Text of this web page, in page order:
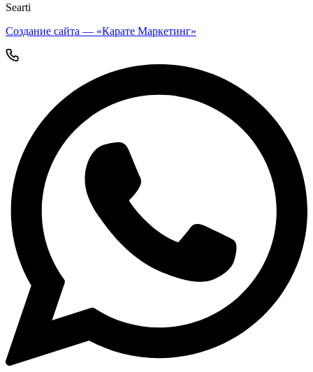
Searti
Создание сайта — «Карате Маркетинг»